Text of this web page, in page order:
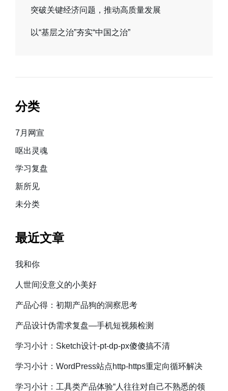
突破关键经济问题，推动高质量发展
以“基层之治”夯实“中国之治”
分类
7月网宣
呕出灵魂
学习复盘
新所见
未分类
最近文章
我和你
人世间没意义的小美好
产品心得：初期产品狗的洞察思考
产品设计伪需求复盘—手机短视频检测
学习小计：Sketch设计-pt-dp-px傻傻搞不清
学习小计：WordPress站点http-https重定向循环解决
学习小计：工具类产品体验“人往往对自己不熟悉的领